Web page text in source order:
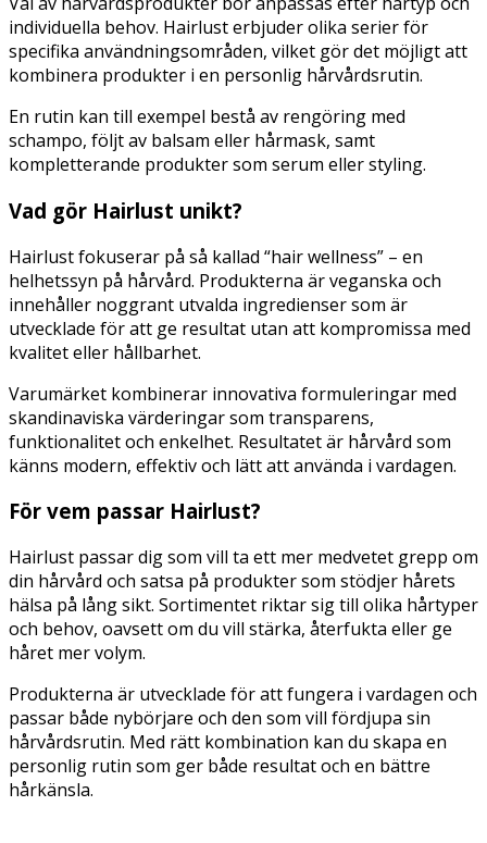
individuella behov. Hairlust erbjuder olika serier för
specifika användningsområden, vilket gör det möjligt att
kombinera produkter i en personlig hårvårdsrutin.
En rutin kan till exempel bestå av rengöring med
schampo, följt av balsam eller hårmask, samt
kompletterande produkter som serum eller styling.
Vad gör Hairlust unikt?
Hairlust fokuserar på så kallad “hair wellness” – en
helhetssyn på hårvård. Produkterna är veganska och
innehåller noggrant utvalda ingredienser som är
utvecklade för att ge resultat utan att kompromissa med
kvalitet eller hållbarhet.
Varumärket kombinerar innovativa formuleringar med
skandinaviska värderingar som transparens,
funktionalitet och enkelhet. Resultatet är hårvård som
känns modern, effektiv och lätt att använda i vardagen.
För vem passar Hairlust?
Hairlust passar dig som vill ta ett mer medvetet grepp om
din hårvård och satsa på produkter som stödjer hårets
hälsa på lång sikt. Sortimentet riktar sig till olika hårtyper
och behov, oavsett om du vill stärka, återfukta eller ge
håret mer volym.
Produkterna är utvecklade för att fungera i vardagen och
passar både nybörjare och den som vill fördjupa sin
hårvårdsrutin. Med rätt kombination kan du skapa en
personlig rutin som ger både resultat och en bättre
hårkänsla.